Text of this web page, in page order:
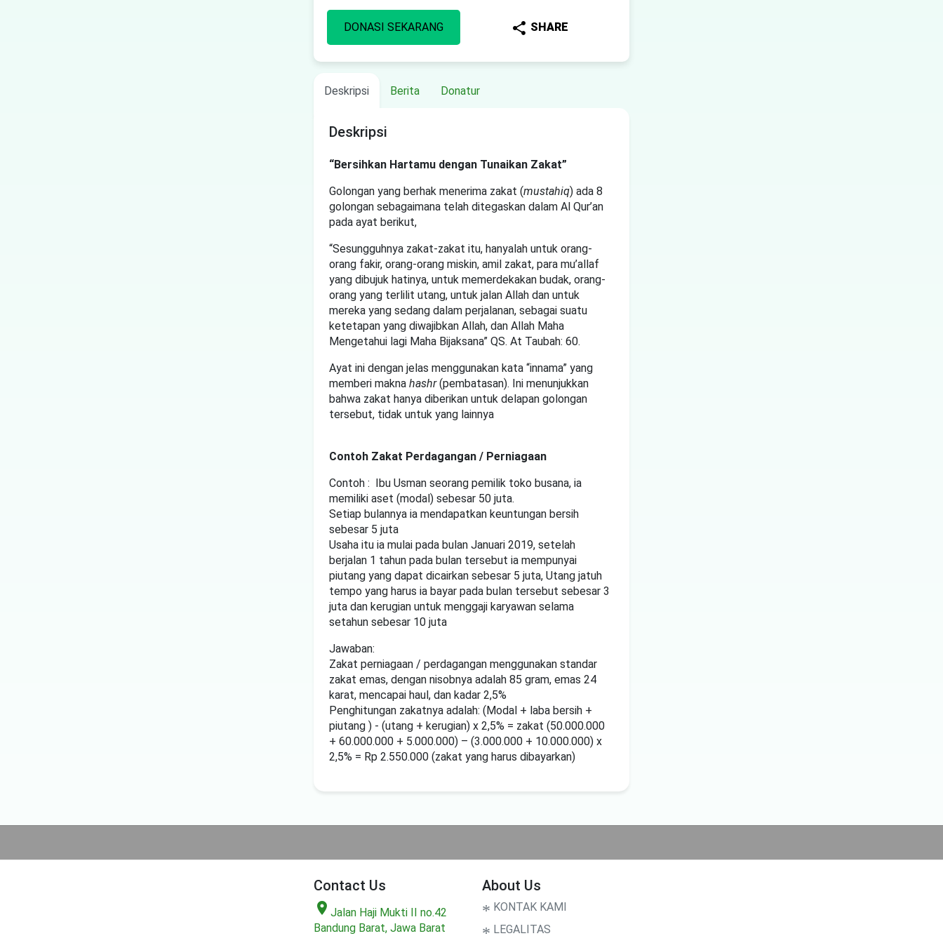
DONASI SEKARANG share SHARE
Deskripsi Berita Donatur
Deskripsi
“Bersihkan Hartamu dengan Tunaikan Zakat”
Golongan yang berhak menerima zakat (mustahiq) ada 8
golongan sebagaimana telah ditegaskan dalam Al Qur’an
pada ayat berikut,
“Sesungguhnya zakat-zakat itu, hanyalah untuk orang-
orang fakir, orang-orang miskin, amil zakat, para mu’allaf
yang dibujuk hatinya, untuk memerdekakan budak, orang-
orang yang terlilit utang, untuk jalan Allah dan untuk
mereka yang sedang dalam perjalanan, sebagai suatu
ketetapan yang diwajibkan Allah, dan Allah Maha
Mengetahui lagi Maha Bijaksana” QS. At Taubah: 60.
Ayat ini dengan jelas menggunakan kata “innama” yang
memberi makna hashr(pembatasan). Ini menunjukkan
bahwa zakat hanya diberikan untuk delapan golongan
tersebut, tidak untuk yang lainnya
Contoh Zakat Perdagangan / Perniagaan
Contoh : Ibu Usman seorang pemilik toko busana, ia
memiliki aset (modal) sebesar 50 juta.
Setiap bulannya ia mendapatkan keuntungan bersih
sebesar 5 juta
Usaha itu ia mulai pada bulan Januari 2019, setelah
berjalan 1 tahun pada bulan tersebut ia mempunyai
piutang yang dapat dicairkan sebesar 5 juta, Utang jatuh
tempo yang harus ia bayar pada bulan tersebut sebesar 3
juta dan kerugian untuk menggaji karyawan selama
setahun sebesar 10 juta
Jawaban:
Zakat perniagaan / perdagangan menggunakan standar
zakat emas, dengan nisobnya adalah 85 gram, emas 24
karat, mencapai haul, dan kadar 2,5%
Penghitungan zakatnya adalah: (Modal + laba bersih +
piutang ) - (utang + kerugian) x 2,5% = zakat (50.000.000
+ 60.000.000 + 5.000.000) – (3.000.000 + 10.000.000) x
2,5% = Rp 2.550.000 (zakat yang harus dibayarkan)
Contact Us
location_on Jalan Haji Mukti II no.42
Bandung Barat, Jawa Barat
About Us
* KONTAK KAMI
* LEGALITAS